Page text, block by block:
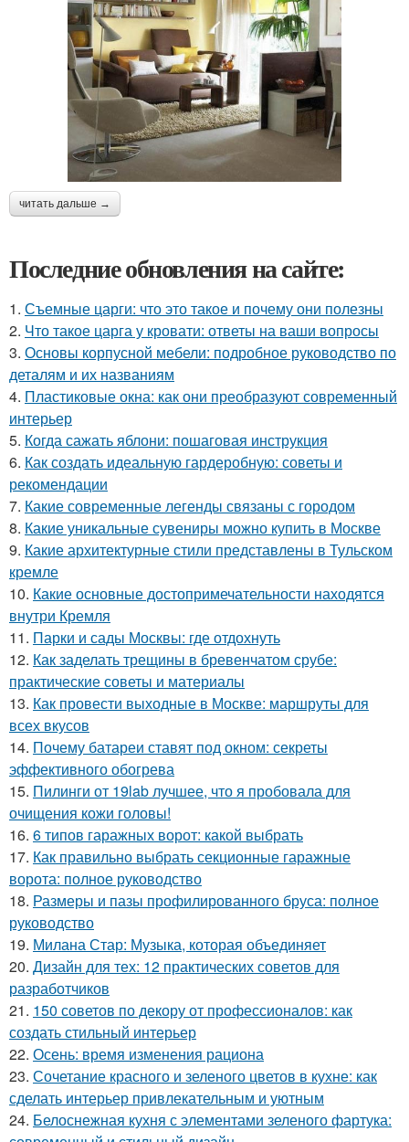
читать дальше →
Последние обновления на сайте:
1. Съемные царги: что это такое и почему они полезны
2. Что такое царга у кровати: ответы на ваши вопросы
3. Основы корпусной мебели: подробное руководство по
деталям и их названиям
4. Пластиковые окна: как они преобразуют современный
интерьер
5. Когда сажать яблони: пошаговая инструкция
6. Как создать идеальную гардеробную: советы и
рекомендации
7. Какие современные легенды связаны с городом
8. Какие уникальные сувениры можно купить в Москве
9. Какие архитектурные стили представлены в Тульском
кремле
10. Какие основные достопримечательности находятся
внутри Кремля
11. Парки и сады Москвы: где отдохнуть
12. Как заделать трещины в бревенчатом срубе:
практические советы и материалы
13. Как провести выходные в Москве: маршруты для
всех вкусов
14. Почему батареи ставят под окном: секреты
эффективного обогрева
15. Пилинги от 19lab лучшее, что я пробовала для
очищения кожи головы!
16. 6 типов гаражных ворот: какой выбрать
17. Как правильно выбрать секционные гаражные
ворота: полное руководство
18. Размеры и пазы профилированного бруса: полное
руководство
19. Милана Стар: Музыка, которая объединяет
20. Дизайн для тех: 12 практических советов для
разработчиков
21. 150 советов по декору от профессионалов: как
создать стильный интерьер
22. Осень: время изменения рациона
23. Сочетание красного и зеленого цветов в кухне: как
сделать интерьер привлекательным и уютным
24. Белоснежная кухня с элементами зеленого фартука: